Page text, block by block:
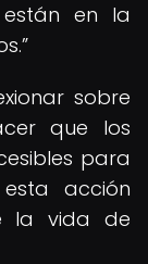
en la
sobre
que los
para
acción
la vida de